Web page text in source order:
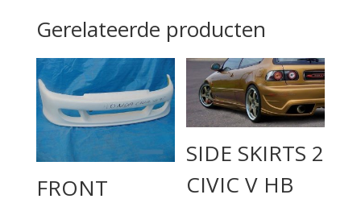
Gerelateerde producten
FRONT
SIDE SKIRTS 2
CIVIC V HB